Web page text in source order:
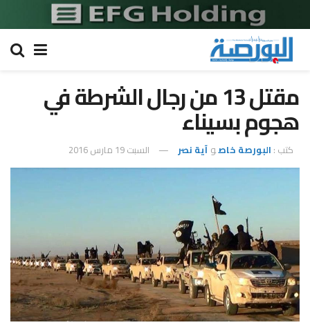
مقتل 13 من رجال الشرطة في
هجوم بسيناء
كتب : البورصة خاصو آية نصر السبت 19 مارس 2016